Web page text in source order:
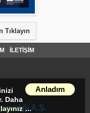
Tıklayın
Anladım
Daha
...
İLETİŞİM
A.Ş.